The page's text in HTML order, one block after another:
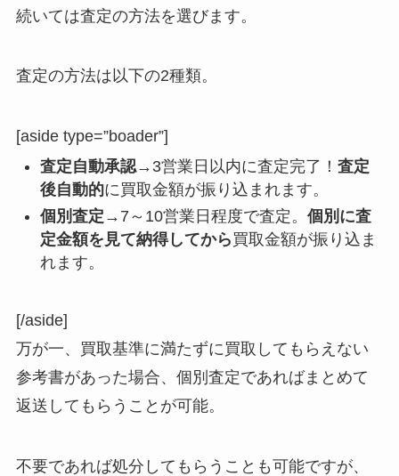
続いては査定の方法を選びます。
査定の方法は以下の2種類。
[aside type=”boader”]
査定自動承認→ 3営業日以内に査定完了！ 査定
後自動的に買取金額が振り込まれます。
個別査定→ 7～10営業日程度で査定。 個別に査
定金額を見て納得してから買取金額が振り込ま
れます。
[/aside]
万が一、買取基準に満たずに買取してもらえない
参考書があった場合、個別査定であればまとめて
返送してもらうことが可能。
不要であれば処分してもらうことも可能ですが、